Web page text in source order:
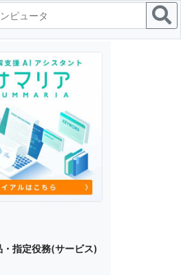
指定役務(サービス)